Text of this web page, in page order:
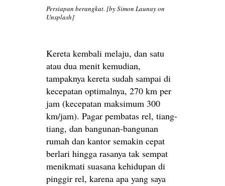
Persiapan berangkat. [by Simon Launay on
Unsplash]
Kereta kembali melaju, dan satu
atau dua menit kemudian,
tampaknya kereta sudah sampai di
kecepatan optimalnya, 270 km per
jam (kecepatan maksimum 300
km/jam). Pagar pembatas rel, tiang-
tiang, dan bangunan-bangunan
rumah dan kantor semakin cepat
berlari hingga rasanya tak sempat
menikmati suasana kehidupan di
pinggir rel, karena apa yang saya